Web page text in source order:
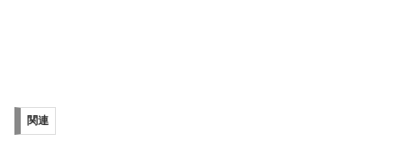
ウ
ィ
ン
関連